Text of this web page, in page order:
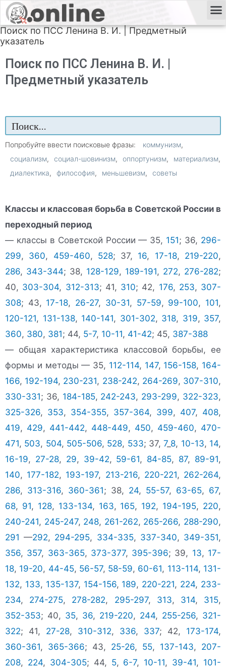
Поиск по ПСС Ленина В. И. | Предметный
указатель
Поиск по ПСС Ленина В. И. |
Предметный указатель
Попробуйте ввести поисковые фразы:
коммунизм
социализм
социал-шовинизм оппортунизм
материализм
диалектика
философия меньшевизм советы
Классы и классовая борьба в Советской России в
переходный период
— классы в Советской России — 35, 151; 36, 296-
299, 360, 459-460, 528; 37, 16, 17-18, 219-220,
286, 343-344; 38, 128-129, 189-191, 272, 276-282;
40, 303-304, 312-313; 41, 310; 42, 176, 253, 307-
308; 43, 17-18, 26-27, 30-31, 57-59, 99-100, 101,
120-121, 131-138, 140-141, 301-302, 318, 319, 357,
360, 380, 381; 44, 5-7, 10-11, 41-42; 45, 387-388
— общая характеристика классовой борьбы, ее
формы и методы — 35, 112-114, 147, 156-158, 164-
166, 192-194, 230-231, 238-242, 264-269, 307-310,
330-331; 36, 184-185, 242-243, 293-299, 322-323,
325-326, 353, 354-355, 357-364, 399, 407, 408,
419, 429, 441-442, 448-449, 450, 459-460, 470-
471, 503, 504, 505-506, 528, 533; 37,7_ 8, 10-13, 14,
16-19, 27-28, 29, 39-42, 59-61, 84-85, 87, 89-91,
140, 177-182, 193-197, 213-216, 220-221, 262-264,
286, 313-316, 360-361; 38, 24, 55-57, 63-65, 67,
68, 91, 128, 133-134, 163, 165, 192, 194-195, 220,
240-241, 245-247, 248, 261-262, 265-266, 288-290,
291 —292, 294-295, 334-335, 337-340, 349-351,
356, 357, 363-365, 373-377, 395-396; 39, 13, 17-
18, 19-20, 44-45, 56-57, 58-59, 60-61, 113-114, 131-
132, 133, 135-137, 154-156, 189, 220-221, 224, 233-
234, 274-275, 278-282, 295-297, 313, 314, 315,
352-353; 40, 35, 36, 219-220, 244, 255-256, 321-
322; 41, 27-28, 310-312, 336, 337; 42, 173-174,
360-361, 365-366; 43, 25-26, 55, 137-143, 207-
208, 224, 304-305; 44, 5, 6-7, 10-11, 39-41, 101-